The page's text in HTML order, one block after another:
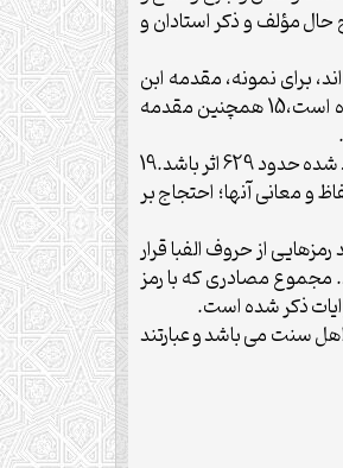
به شرح حال مؤلف و ذكر استادان و
براى نمونه، مقدمه ابن
شهرآشوب بر كتابش (مناقب آل ابى طالب) را آورده كه در آن مؤلف اسناد و مشايخ روايت خويش را نام برده و روايات و سندهاى مورد اعتمادش را ذكر كرده است،15 همچنين مقدمه
مجموع مصادرى كه مؤلف در مقدمه بحارالانوار ذكر كرده بالغ بر 450 كتاب و رساله است،18 ولى به نظر مى رسد شمار تمام منابعى كه از آنها در متن كتاب ياد شده حدود 629 اثر باشد.19
معانى آنها؛ احتجاج بر
از حروف الفبا قرار
مجموع مصادرى كه با رمز
سنت مى باشد و عبارتند